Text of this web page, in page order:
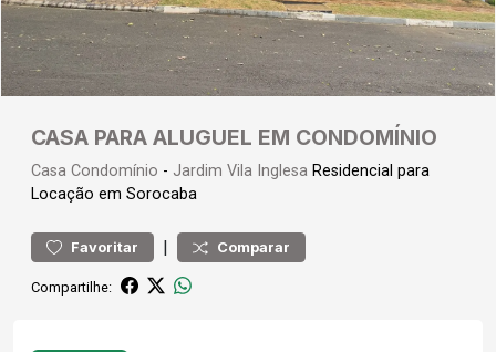
CASA PARA ALUGUEL EM CONDOMÍNIO
Casa Condomínio - Jardim Vila Inglesa Residencial para
Locação em Sorocaba
Favoritar | Comparar
Compartilhe: